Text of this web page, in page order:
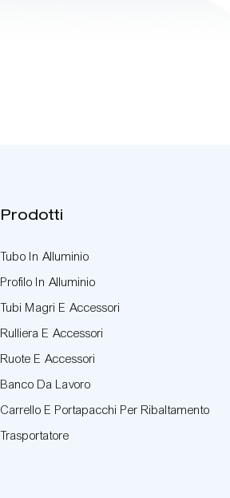
Prodotti
Tubo In Alluminio
Profilo In Alluminio
Tubi Magri E Accessori
Rulliera E Accessori
Ruote E Accessori
Banco Da Lavoro
Carrello E Portapacchi Per Ribaltamento
Trasportatore